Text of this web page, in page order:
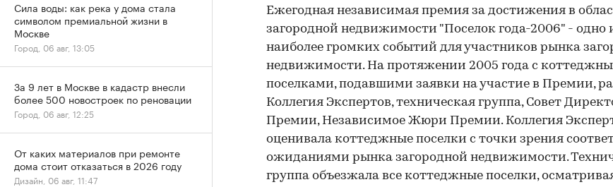
Ежегодная независимая премия за достижения в
загородной недвижимости "Поселок года-2006" - одно
наиболее громких событий для участников рынка
недвижимости. На протяжении 2005 года с
поселками, подавшими заявки на участие в Премии,
Коллегия Экспертов, техническая группа, Совет
Премии, Независимое Жюри Премии. Коллегия
оценивала коттеджные поселки с точки зрения
ожиданиями рынка загородной недвижимости.
группа объезжала все коттеджные поселки,
Сила воды: как река у дома стала
символом премиальной жизни в
Москве
Город, 06 авг, 13:05
За 9 лет в Москве в кадастр внесли
более 500 новостроек по реновации
Город, 06 авг, 12:25
От каких материалов при ремонте
дома стоит отказаться в 2026 году
Дизайн, 06 авг, 11:47